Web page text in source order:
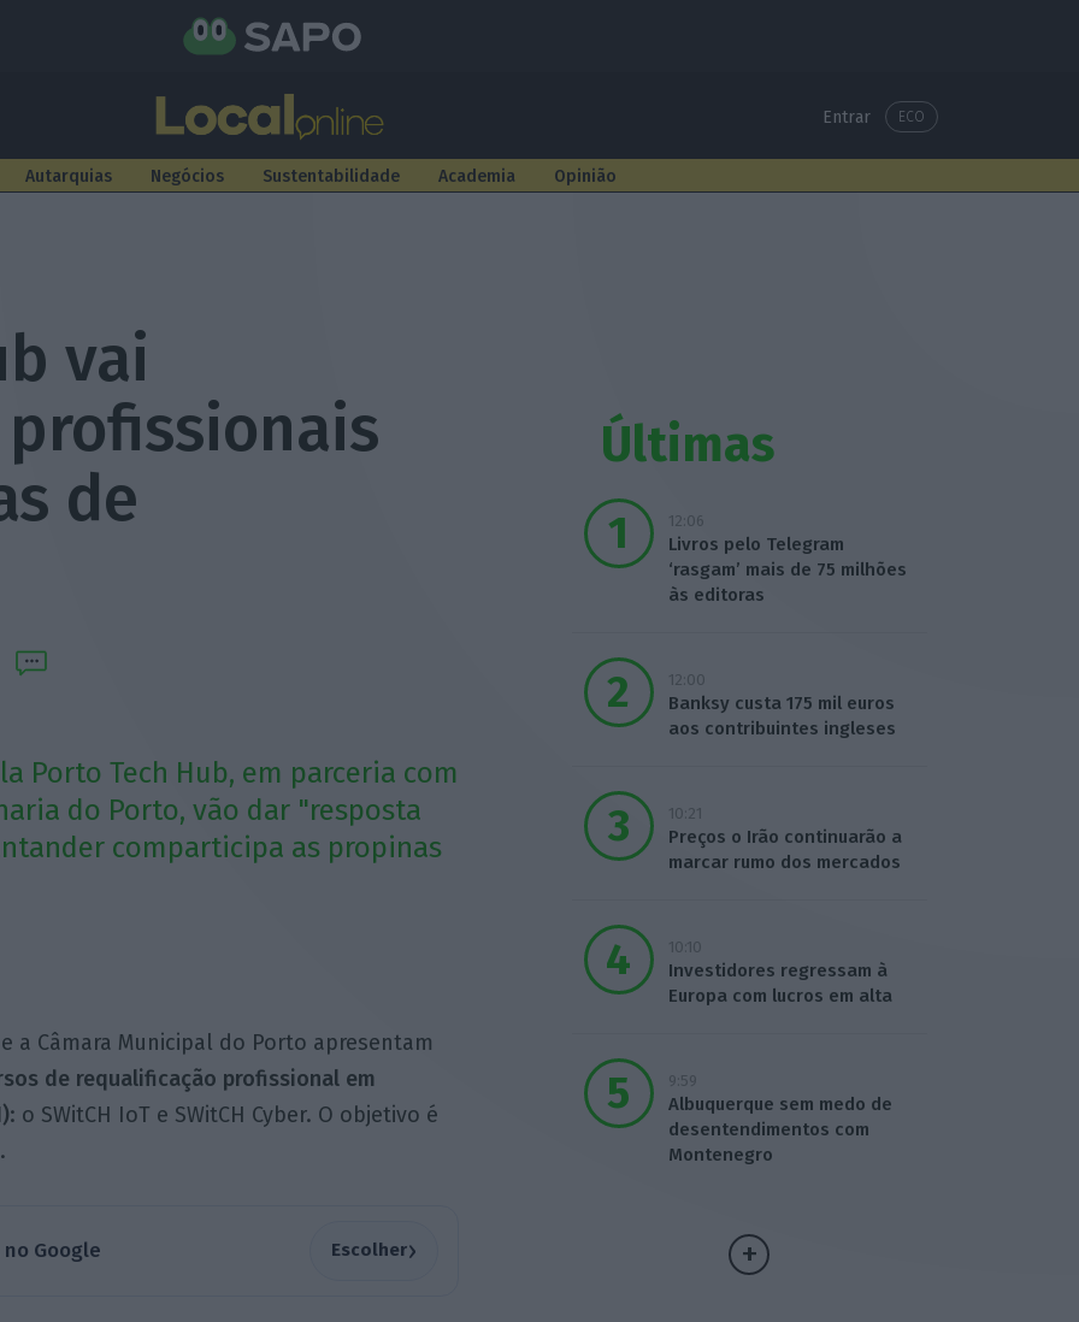
Entrar ECO
Autarquias Negócios Sustentabilidade Academia Opinião
vai
de
Porto Tech Hub, em parceria com
do Porto, vão dar "resposta
comparticipa as propinas
a Câmara Municipal do Porto apresentam
de requalificação profissional em
: o SWitCH IoT e SWitCH Cyber. O objetivo é
Google Escolher›
Últimas
12:06
Livros pelo Telegram
‘rasgam’ mais de 75 milhões
às editoras
12:00
Banksy custa 175 mil euros
aos contribuintes ingleses
10:21
Preços o Irão continuarão a
marcar rumo dos mercados
10:10
Investidores regressam à
Europa com lucros em alta
9:59
Albuquerque sem medo de
desentendimentos com
Montenegro